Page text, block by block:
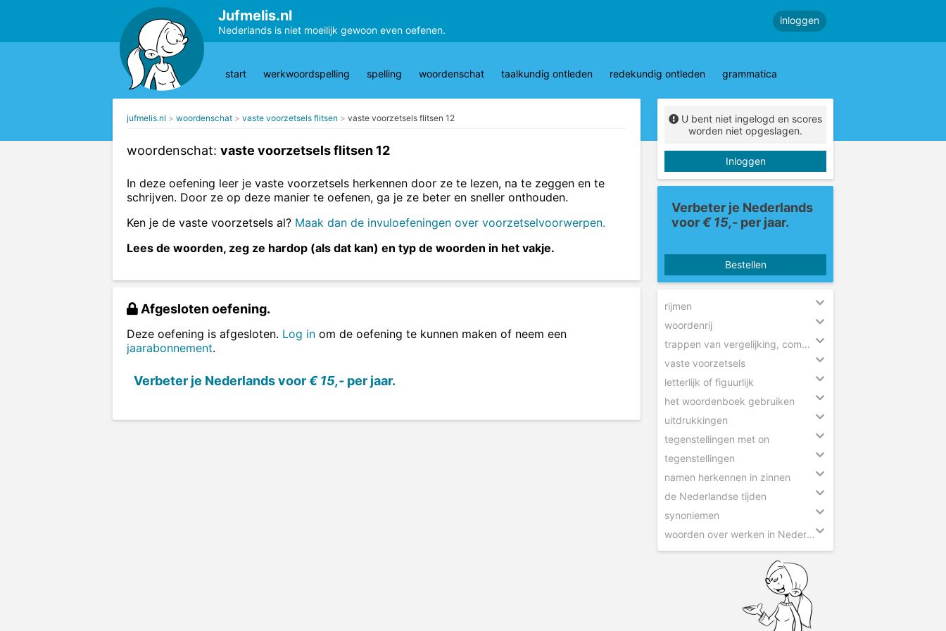
Jufmelis.nl
Nederlands is niet moeilijk gewoon even oefenen.
inloggen
start werkwoordspelling spelling woordenschat taalkundig ontleden redekundig ontleden grammatica
jufmelis.nl woordenschat vaste voorzetsels flitsen vaste voorzetsels flitsen 12
woordenschat: vaste voorzetsels flitsen 12
In deze oefening leer je vaste voorzetsels herkennen door ze te lezen, na te zeggen en te
schrijven. Door ze op deze manier te oefenen, ga je ze beter en sneller onthouden.
Ken je de vaste voorzetsels al? Maak dan de invuloefeningen over voorzetselvoorwerpen.
Lees de woorden, zeg ze hardop (als dat kan) en typ de woorden in het vakje.
Afgesloten oefening.
Deze oefening is afgesloten. Log in om de oefening te kunnen maken of neem een
jaarabonnement.
Verbeter je Nederlands voor€ 15,- per jaar.
U bent niet ingelogd en scores
worden niet opgeslagen.
Inloggen
Verbeter je Nederlands
voor€ 15,- per jaar.
Bestellen
rijmen
woordenrij
trappen van vergelijking, comparatief en superlatief
vaste voorzetsels
letterlijk of figuurlijk
het woordenboek gebruiken
uitdrukkingen
tegenstellingen met on
tegenstellingen
namen herkennen in zinnen
de Nederlandse tijden
synoniemen
woorden over werken in Nederland